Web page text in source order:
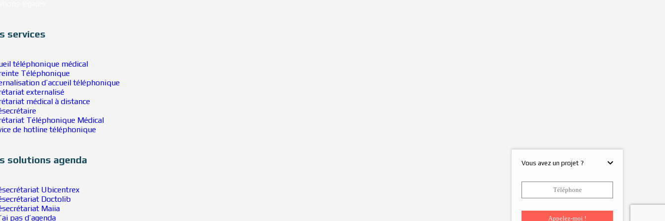
Vous avez un projet ?
services
téléphonique médical
Téléphonique
d’accueil téléphonique
externalisé
médical à distance
Téléphonique Médical
de hotline téléphonique
solutions agenda
Ubicentrex
Doctolib
Maiia
pas d’agenda